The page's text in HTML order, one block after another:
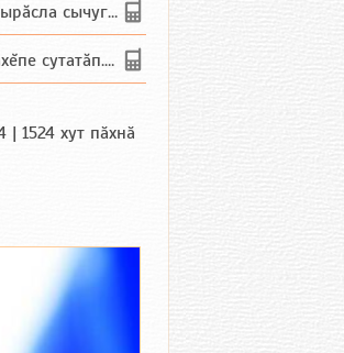
сычуг) ...
Ха...
| 1524 хут пӑхнӑ